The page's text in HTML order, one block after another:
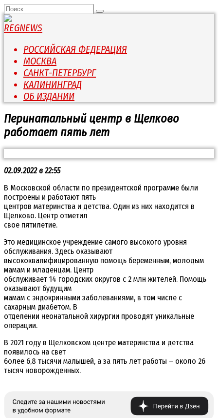
Перейти
к
содержанию
Search
for:
РОССИЙСКАЯ ФЕДЕРАЦИЯ
МОСКВА
САНКТ-ПЕТЕРБУРГ
КАЛИНИНГРАД
ОБ ИЗДАНИИ
Перинатальный центр в Щелково
работает пять лет
02.09.2022 в 22:55
В Московской области по президентской программе были
построены и работают пять
центров материнства и детства. Один из них находится в
Щелково. Центр отметил
свое пятилетие.
Это медицинское учреждение самого высокого уровня
обслуживания. Здесь оказывают
высококвалифицированную помощь беременным, молодым
мамам и младенцам. Центр
обслуживает 14 городских округов с 2 млн жителей. Помощь
оказывают будущим
мамам с эндокринными заболеваниями, в том числе с
сахарным диабетом. В
отделении неонатальной хирургии проводят уникальные
операции.
В 2021 году в Щелковском центре материнства и детства
появилось на свет
более 6,8 тысячи малышей, а за пять лет работы – около 26
тысяч новорожденных.